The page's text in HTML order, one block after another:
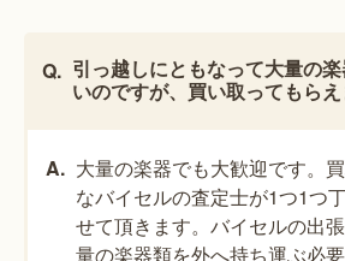
引っ越しにともなって大量の
いのですが、買い取ってもら
大量の楽器でも大歓迎です。
なバイセルの査定士が1つ1つ
せて頂きます。バイセルの出
量の楽器類を外へ持ち運ぶ必